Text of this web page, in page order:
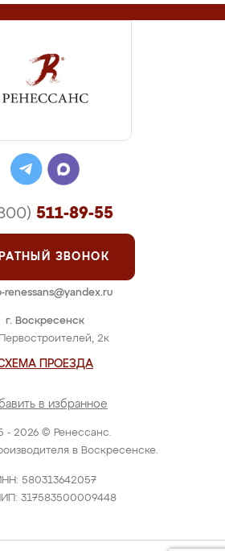
- 2026 © Ренессанс.
в Воскресенске.
580313642057
317583500009448
г. Воскресенск
2к
ПРОЕЗДА
в избранное
511-89-55
ЗВОНОК
renessans@yandex.ru